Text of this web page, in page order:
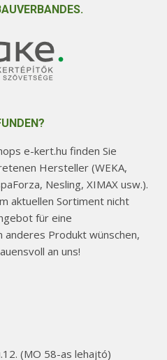
e-kert.hu finden Sie
Hersteller (WEKA,
Nesling, XIMAX usw.).
aktuellen Sortiment nicht
für eine
Produkt wünschen,
an uns!
(MO 58-as lehajtó)